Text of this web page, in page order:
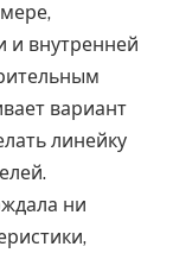
и внутренней
вариант
линейку
ни